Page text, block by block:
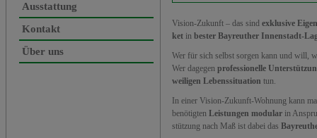
Ausstattung
Kontakt
Über uns
Vision-Zukunft – das sind exklusive
ket in bester Bayreuther Innenstadt-
Wer für sich selbst sorgen kann und will,
Wer dagegen professionelle
weiligen Lebenssituation tun.
In einer Vision-Zukunft-Wohnung kann
benötigten Leistungen modular in
stützung nach Maß ist dabei das